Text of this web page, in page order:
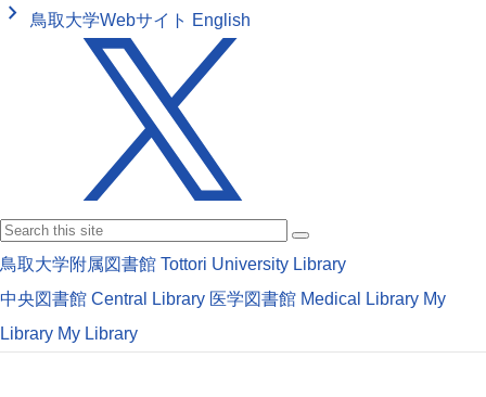
keyboard_arrow_right 鳥取大学Webサイト English
鳥取大学附属図書館 Tottori University Library
中央図書館 Central Library 医学図書館 Medical Library My
Library My Library